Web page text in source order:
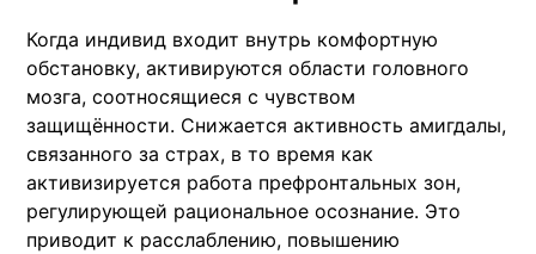
Когда индивид входит внутрь комфортную
обстановку, активируются области головного
мозга, соотносящиеся с чувством
защищённости. Снижается активность амигдалы,
связанного за страх, в то время как
активизируется работа префронтальных зон,
регулирующей рациональное осознание. Это
приводит к расслаблению, повышению